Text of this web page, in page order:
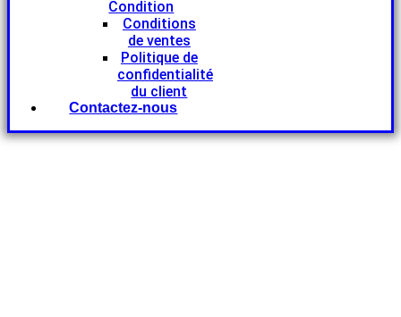
Condition
Conditions
de ventes
Politique de
confidentialité
du client
Contactez-nous